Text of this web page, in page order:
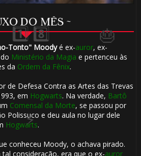
DO MÊS ~
Tonto" Moodyé ex-auror, ex-
Ministério da Magia e pertenceu às
da Ordem da Fênix.
de Defesa Contra as Artes das Trevas
em Hogwarts. Na verdade, Bartô
Comensal da Morte, se passou por
Polissuco e deu aula no lugar dele
Hogwarts.
conheceu Moody, o achava pirado.
consideração, era que o ex-auror
🎂